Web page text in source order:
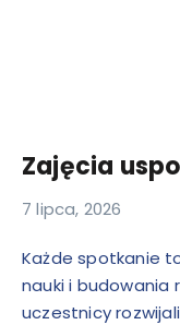
Zajęcia
7 lipca, 2026
Każde spotkanie
nauki i budowania
uczestnicy